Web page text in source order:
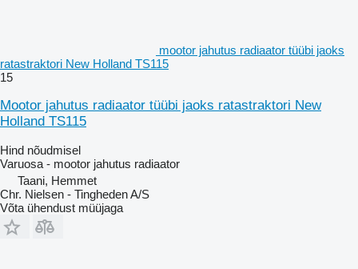
mootor jahutus radiaator tüübi jaoks
ratastraktori New Holland TS115
15
Mootor jahutus radiaator tüübi jaoks ratastraktori New
Holland TS115
Hind nõudmisel
Varuosa - mootor jahutus radiaator
Taani, Hemmet
Chr. Nielsen - Tingheden A/S
Võta ühendust müüjaga